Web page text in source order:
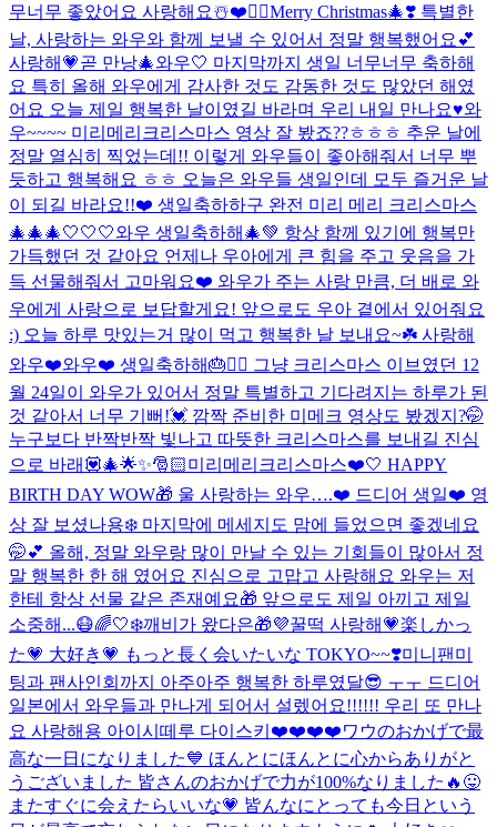
무너무 좋았어요 사랑해요☃️❤️👍🏻Merry Christmas🎄❣️ 특별한
날, 사랑하는 와우와 함께 보낼 수 있어서 정말 행복했어요💕
사랑해💗곧 만낭🎄와우🤍 마지막까지 생일 너무너무 축하해
요 특히 올해 와우에게 감사한 것도 감동한 것도 많았던 해였
어요 오늘 제일 행복한 날이였길 바라며 우리 내일 만나요♥️와
우~~~~ 미리메리크리스마스 영상 잘 봤죠??ㅎㅎㅎ 추운 날에
정말 열심히 찍었는데!! 이렇게 와우들이 좋아해줘서 너무 뿌
듯하고 행복해요 ㅎㅎ 오늘은 와우들 생일인데 모두 즐거운 날
이 되길 바라요!!❤️ 생일축하하구 완전 미리 메리 크리스마스
🎄🎄🎄🤍🤍🤍와우 생일축하해🎄💚 항상 함께 있기에 행복만
가득했던 것 같아요 언제나 우아에게 큰 힘을 주고 웃음을 가
득 선물해줘서 고마워요❤️ 와우가 주는 사랑 만큼, 더 배로 와
우에게 사랑으로 보답할게요! 앞으로도 우아 곁에서 있어줘요
:) 오늘 하루 맛있는거 많이 먹고 행복한 날 보내요~☘️ 사랑해
와우❤️와우❤️ 생일축하해🎂🙆‍♀️ 그냥 크리스마스 이브였던 12
월 24일이 와우가 있어서 정말 특별하고 기다려지는 하루가 된
것 같아서 너무 기뻐!💓 깜짝 준비한 미메크 영상도 봤겠지?🤭
누구보다 반짝반짝 빛나고 따뜻한 크리스마스를 보내길 진심
으로 바래💟🎄🌟✨🎅🏻미리메리크리스마스❤️🤍 HAPPY
BIRTH DAY WOW🎁 울 사랑하는 와우….❤️ 드디어 생일❤️ 영
상 잘 보셨나용❄️ 마지막에 메세지도 맘에 들었으면 좋겠네요
🤭💕 올해, 정말 와우랑 많이 만날 수 있는 기회들이 많아서 정
말 행복한 한 해 였어요 진심으로 고맙고 사랑해요 와우는 저
한테 항상 선물 같은 존재예요🎁 앞으로도 제일 아끼고 제일
소중해...😷🌈🤍❄️깨비가 왔다은🎁💜꿀떡 사랑해💗楽しかっ
た💗 大好き💗 もっと長く会いたいな TOKYO~~❣️미니팬미
팅과 팬사인회까지 아주아주 행복한 하루였달😎 ㅜㅜ 드디어
일본에서 와우들과 만나게 되어서 설렜어요!!!!!! 우리 또 만나
요 사랑해용 아이시떼루 다이스키❤️❤️❤️❤️ワウのおかげで最
高な一日になりました💙 ほんとにほんとに心からありがと
うございました 皆さんのおかげで力が100%なりました🔥😛
またすぐに会えたらいいな💗 皆んなにとっても今日という